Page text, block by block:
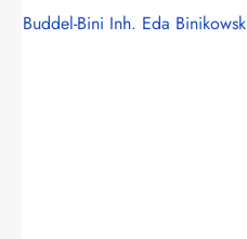
Buddel-Bini Inh. Eda